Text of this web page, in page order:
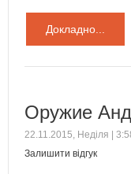
Докладно...
Оружие
22.11.2015, Неділя |
Залишити відгук